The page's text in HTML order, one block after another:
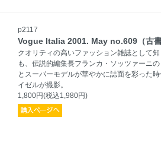
p2117
Vogue Italia 2001. May no.609（古書
クオリティの高いファッション雑誌として
も、伝説的編集長フランカ・ソッツァーニ
とスーパーモデルが華やかに誌面を彩った
イゼルが撮影。
1,800円(税込1,980円)